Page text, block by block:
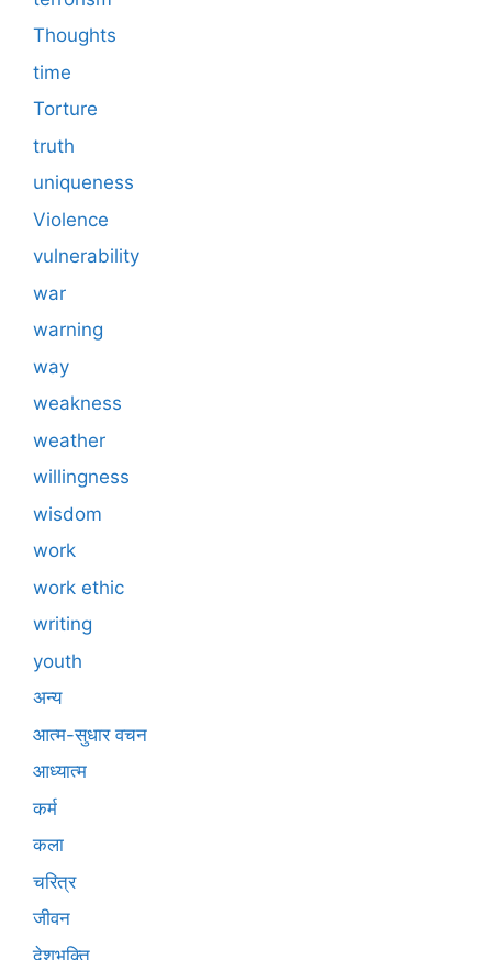
Thoughts
time
Torture
truth
uniqueness
Violence
vulnerability
war
warning
way
weakness
weather
willingness
wisdom
work
work ethic
writing
youth
अन्य
आत्म-सुधार वचन
आध्यात्म
कर्म
कला
चरित्र
जीवन
देशभक्ति